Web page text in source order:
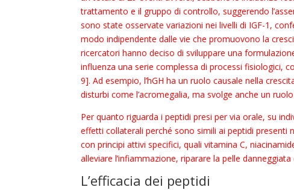
trattamento e il gruppo di controllo, suggerendo
sono state osservate variazioni nei livelli di IGF-1,
modo indipendente dalle vie che promuovono la
ricercatori hanno deciso di sviluppare una
influenza una serie complessa di processi fisiologici,
9]. Ad esempio, l’hGH ha un ruolo causale nella
disturbi come l’acromegalia, ma svolge anche un
Per quanto riguarda i peptidi presi per via orale, su
effetti collaterali perché sono simili ai peptidi
con principi attivi specifici, quali vitamina C,
alleviare l’infiammazione, riparare la pelle
L’efficacia dei peptidi